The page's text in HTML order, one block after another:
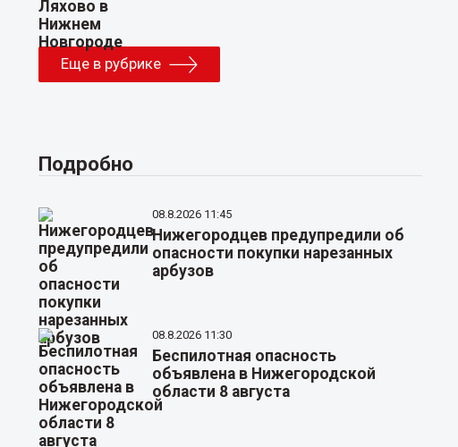
Еще в рубрике
Подробно
08.8.2026 11:45
Нижегородцев предупредили об
опасности покупки нарезанных
арбузов
08.8.2026 11:30
Беспилотная опасность
объявлена в Нижегородской
области 8 августа